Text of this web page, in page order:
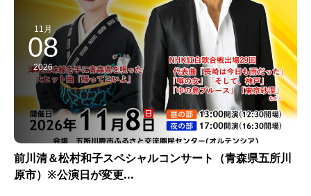
11月
08
2026
前川清＆松村和子スペシャルコンサート（青森県五所川
原市）※公演日が変更...